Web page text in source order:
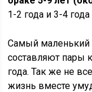
1-2 года и 3-4 года
Самый маленький
составляют пары
года. Так же не
жизнь вместе